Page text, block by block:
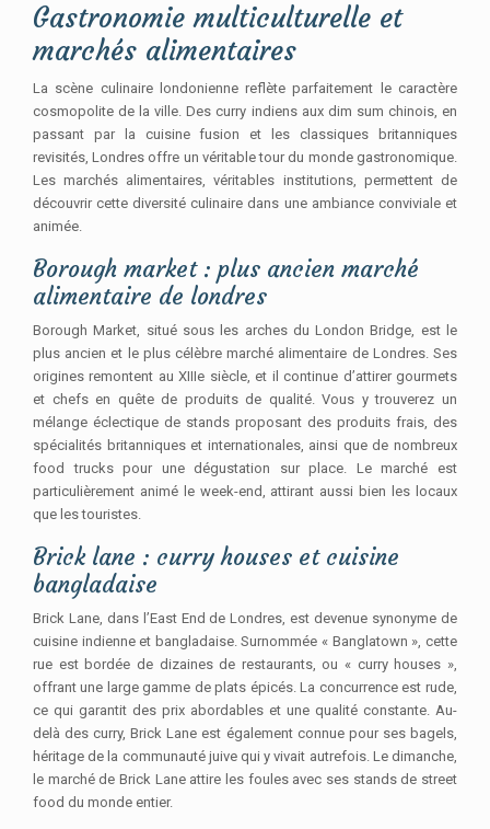
Gastronomie multiculturelle et
marchés alimentaires
La scène culinaire londonienne reflète parfaitement le caractère
cosmopolite de la ville. Des curry indiens aux dim sum chinois, en
passant par la cuisine fusion et les classiques britanniques
revisités, Londres offre un véritable tour du monde gastronomique.
Les marchés alimentaires, véritables institutions, permettent de
découvrir cette diversité culinaire dans une ambiance conviviale et
animée.
Borough market : plus ancien marché
alimentaire de londres
Borough Market, situé sous les arches du London Bridge, est le
plus ancien et le plus célèbre marché alimentaire de Londres. Ses
origines remontent au XIIIe siècle, et il continue d’attirer gourmets
et chefs en quête de produits de qualité. Vous y trouverez un
mélange éclectique de stands proposant des produits frais, des
spécialités britanniques et internationales, ainsi que de nombreux
food trucks pour une dégustation sur place. Le marché est
particulièrement animé le week-end, attirant aussi bien les locaux
que les touristes.
Brick lane : curry houses et cuisine
bangladaise
Brick Lane, dans l’East End de Londres, est devenue synonyme de
cuisine indienne et bangladaise. Surnommée « Banglatown », cette
rue est bordée de dizaines de restaurants, ou « curry houses »,
offrant une large gamme de plats épicés. La concurrence est rude,
ce qui garantit des prix abordables et une qualité constante. Au-
delà des curry, Brick Lane est également connue pour ses bagels,
héritage de la communauté juive qui y vivait autrefois. Le dimanche,
le marché de Brick Lane attire les foules avec ses stands de street
food du monde entier.